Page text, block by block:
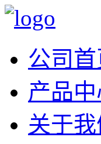
公司首
产品
关于我